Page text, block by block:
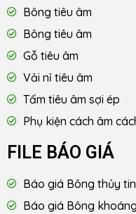
Bông tiêu âm
Bông tiêu âm
Gỗ tiêu âm
Vải nỉ tiêu âm
Tấm tiêu âm sợi ép
Phụ kiện cách âm
FILE BÁO GIÁ
Báo giá Bông thủy
Báo giá Bông